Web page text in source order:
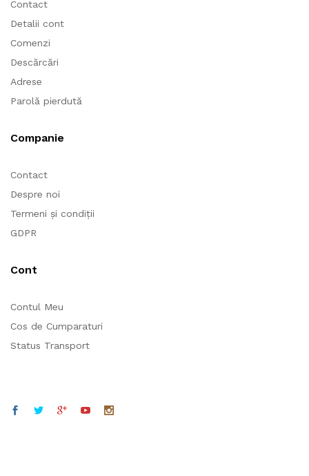
Contact
Detalii cont
Comenzi
Descărcări
Adrese
Parolă pierdută
Companie
Contact
Despre noi
Termeni și condiții
GDPR
Cont
Contul Meu
Cos de Cumparaturi
Status Transport